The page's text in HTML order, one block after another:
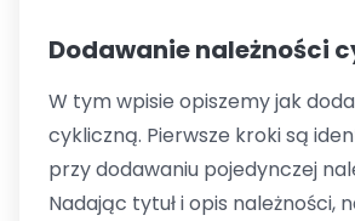
Dodawanie należności
W tym wpisie opiszemy jak
cykliczną. Pierwsze kroki są
przy dodawaniu pojedynczej
Nadając tytuł i opis należności,